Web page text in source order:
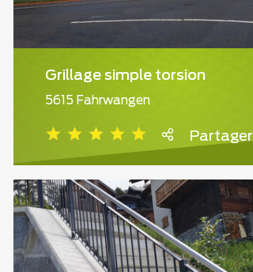
Grillage simple torsion
5615 Fahrwangen
Partager